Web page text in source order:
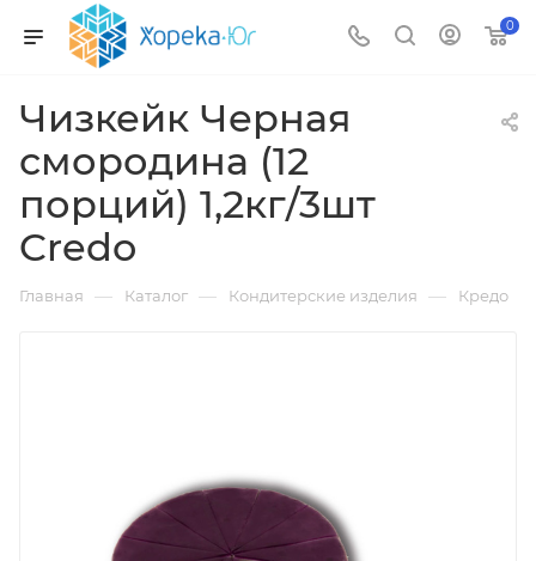
0
Чизкейк Черная
смородина (12
порций) 1,2кг/3шт
Credo
Главная — Каталог — Кондитерские изделия — Кредо